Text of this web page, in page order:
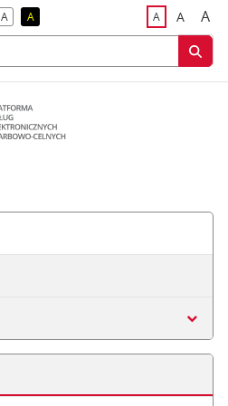
Akontrast domyślny
Akontrast żółty tekst na czarnym tle
Adomyślna
A A